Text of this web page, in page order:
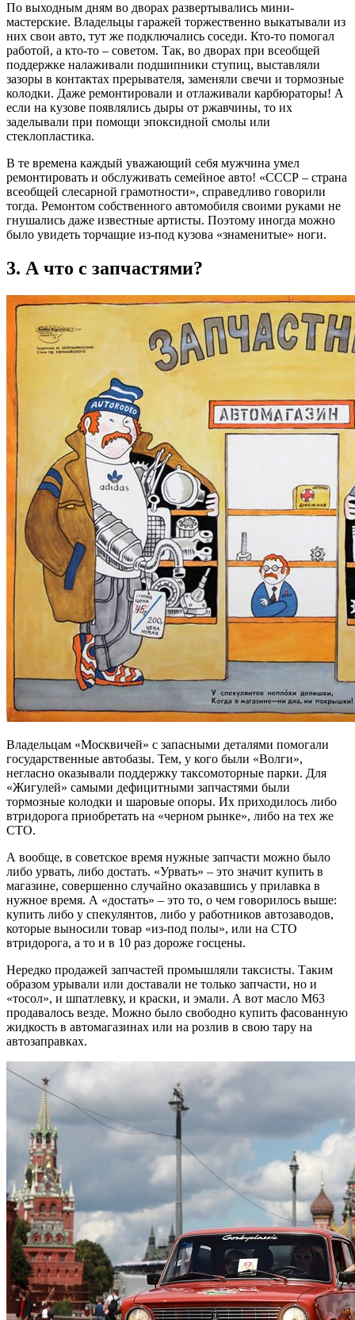
По выходным дням во дворах развертывались мини-
мастерские. Владельцы гаражей торжественно выкатывали из
них свои авто, тут же подключались соседи. Кто-то помогал
работой, а кто-то – советом. Так, во дворах при всеобщей
поддержке налаживали подшипники ступиц, выставляли
зазоры в контактах прерывателя, заменяли свечи и тормозные
колодки. Даже ремонтировали и отлаживали карбюраторы! А
если на кузове появлялись дыры от ржавчины, то их
заделывали при помощи эпоксидной смолы или
стеклопластика.
В те времена каждый уважающий себя мужчина умел
ремонтировать и обслуживать семейное авто! «СССР – страна
всеобщей слесарной грамотности», справедливо говорили
тогда. Ремонтом собственного автомобиля своими руками не
гнушались даже известные артисты. Поэтому иногда можно
было увидеть торчащие из-под кузова «знаменитые» ноги.
3. А что с запчастями?
Владельцам «Москвичей» с запасными деталями помогали
государственные автобазы. Тем, у кого были «Волги»,
негласно оказывали поддержку таксомоторные парки. Для
«Жигулей» самыми дефицитными запчастями были
тормозные колодки и шаровые опоры. Их приходилось либо
втридорога приобретать на «черном рынке», либо на тех же
СТО.
А вообще, в советское время нужные запчасти можно было
либо урвать, либо достать. «Урвать» – это значит купить в
магазине, совершенно случайно оказавшись у прилавка в
нужное время. А «достать» – это то, о чем говорилось выше:
купить либо у спекулянтов, либо у работников автозаводов,
которые выносили товар «из-под полы», или на СТО
втридорога, а то и в 10 раз дороже госцены.
Нередко продажей запчастей промышляли таксисты. Таким
образом урывали или доставали не только запчасти, но и
«тосол», и шпатлевку, и краски, и эмали. А вот масло М63
продавалось везде. Можно было свободно купить фасованную
жидкость в автомагазинах или на розлив в свою тару на
автозаправках.